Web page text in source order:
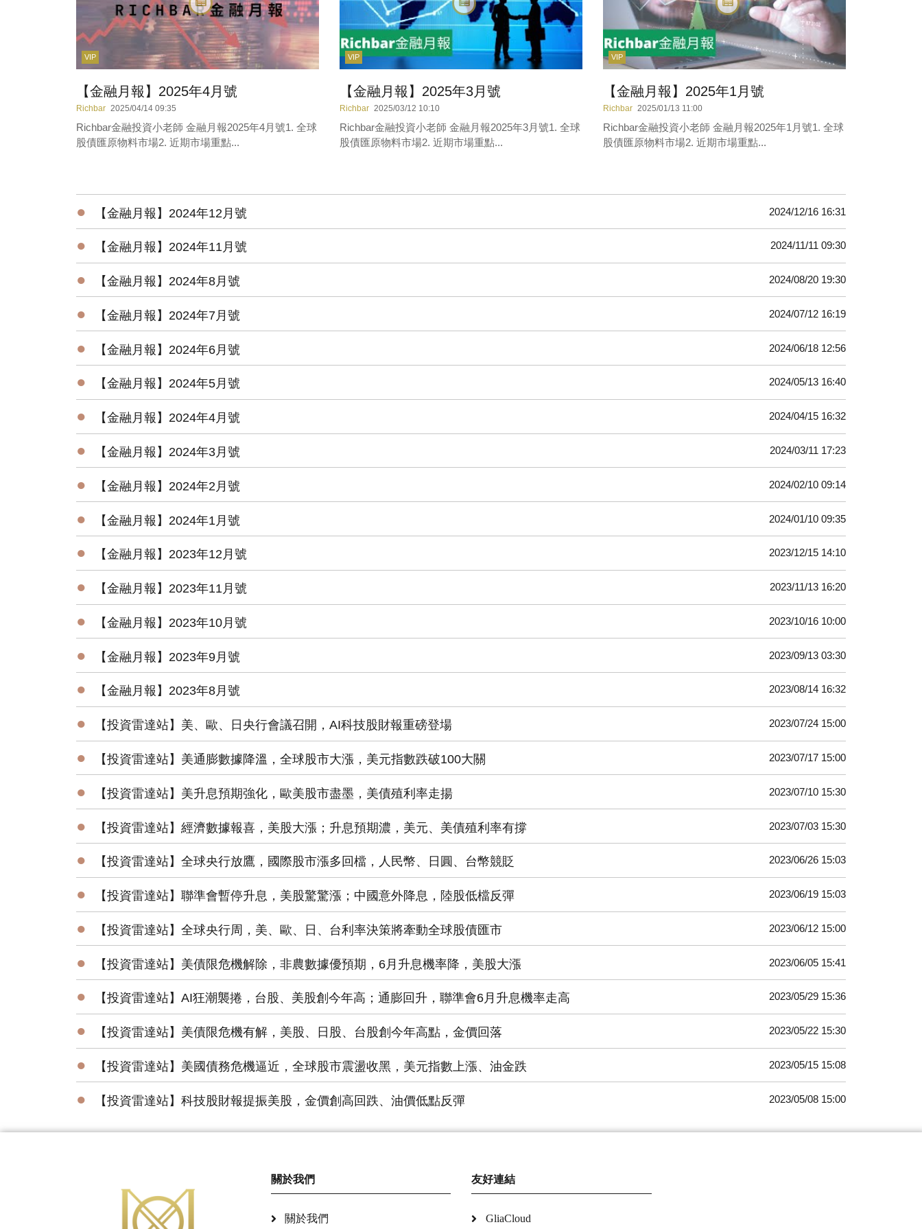
VIP
【金融月報】2025年4月號
Richbar 2025/04/14 09:35
Richbar金融投資小老師 金融月報2025年4月號1. 全球
股債匯原物料市場2. 近期市場重點...
VIP
【金融月報】2025年3月號
Richbar 2025/03/12 10:10
Richbar金融投資小老師 金融月報2025年3月號1. 全球
股債匯原物料市場2. 近期市場重點...
VIP
【金融月報】2025年1月號
Richbar 2025/01/13 11:00
Richbar金融投資小老師 金融月報2025年1月號1. 全球
股債匯原物料市場2. 近期市場重點...
● 【金融月報】2024年12月號 2024/12/16 16:31
● 【金融月報】2024年11月號 2024/11/11 09:30
● 【金融月報】2024年8月號 2024/08/20 19:30
● 【金融月報】2024年7月號 2024/07/12 16:19
● 【金融月報】2024年6月號 2024/06/18 12:56
● 【金融月報】2024年5月號 2024/05/13 16:40
● 【金融月報】2024年4月號 2024/04/15 16:32
● 【金融月報】2024年3月號 2024/03/11 17:23
● 【金融月報】2024年2月號 2024/02/10 09:14
● 【金融月報】2024年1月號 2024/01/10 09:35
● 【金融月報】2023年12月號 2023/12/15 14:10
● 【金融月報】2023年11月號 2023/11/13 16:20
● 【金融月報】2023年10月號 2023/10/16 10:00
● 【金融月報】2023年9月號 2023/09/13 03:30
● 【金融月報】2023年8月號 2023/08/14 16:32
● 【投資雷達站】美、歐、日央行會議召開，AI科技股財報重磅登場 2023/07/24 15:00
● 【投資雷達站】美通膨數據降溫，全球股市大漲，美元指數跌破100大關 2023/07/17 15:00
● 【投資雷達站】美升息預期強化，歐美股市盡墨，美債殖利率走揚 2023/07/10 15:30
● 【投資雷達站】經濟數據報喜，美股大漲；升息預期濃，美元、美債殖利率有撐 2023/07/03 15:30
● 【投資雷達站】全球央行放鷹，國際股市漲多回檔，人民幣、日圓、台幣競貶 2023/06/26 15:03
● 【投資雷達站】聯準會暫停升息，美股驚驚漲；中國意外降息，陸股低檔反彈 2023/06/19 15:03
● 【投資雷達站】全球央行周，美、歐、日、台利率決策將牽動全球股債匯市 2023/06/12 15:00
● 【投資雷達站】美債限危機解除，非農數據優預期，6月升息機率降，美股大漲 2023/06/05 15:41
● 【投資雷達站】AI狂潮襲捲，台股、美股創今年高；通膨回升，聯準會6月升息機率走高 2023/05/29 15:36
● 【投資雷達站】美債限危機有解，美股、日股、台股創今年高點，金價回落 2023/05/22 15:30
● 【投資雷達站】美國債務危機逼近，全球股市震盪收黑，美元指數上漲、油金跌 2023/05/15 15:08
● 【投資雷達站】科技股財報提振美股，金價創高回跌、油價低點反彈 2023/05/08 15:00
關於我們
關於我們
友好連結
GliaCloud